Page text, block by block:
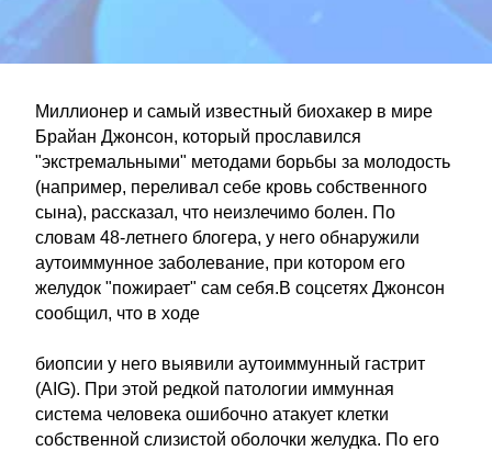
Миллионер и самый известный биохакер в мире
Брайан Джонсон, который прославился
"экстремальными" методами борьбы за молодость
(например, переливал себе кровь собственного
сына), рассказал, что неизлечимо болен. По
словам 48-летнего блогера, у него обнаружили
аутоиммунное заболевание, при котором его
желудок "пожирает" сам себя.В соцсетях Джонсон
сообщил, что в ходе
биопсии у него выявили аутоиммунный гастрит
(AIG). При этой редкой патологии иммунная
система человека ошибочно атакует клетки
собственной слизистой оболочки желудка. По его